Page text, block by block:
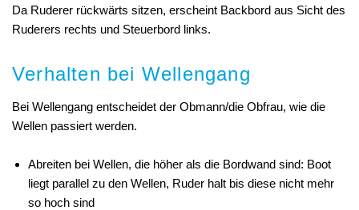
Da Ruderer rückwärts sitzen, erscheint Backbord aus Sicht des
Ruderers rechts und Steuerbord links.
Verhalten bei Wellengang
Bei Wellengang entscheidet der Obmann/die Obfrau, wie die
Wellen passiert werden.
Abreiten bei Wellen, die höher als die Bordwand sind: Boot
liegt parallel zu den Wellen, Ruder halt bis diese nicht mehr
so hoch sind